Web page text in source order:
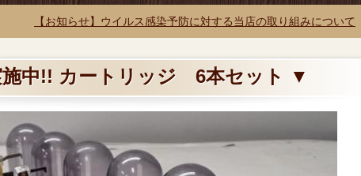
【お知らせ】ウイルス感染予防に対する当店の取り組みについて
施中!! カートリッジ 6本セット ▼